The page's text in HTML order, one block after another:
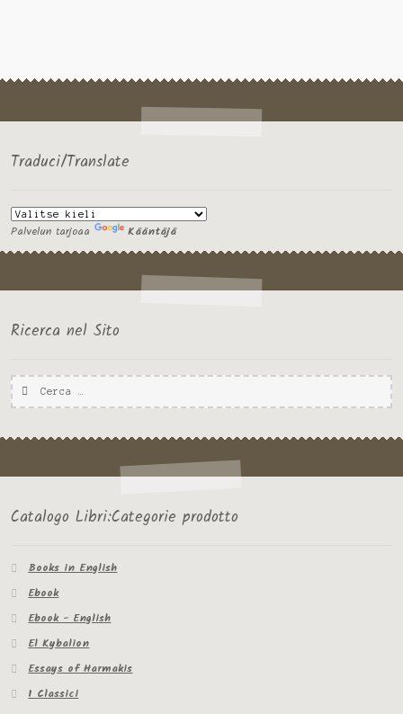
Traduci/Translate
Palvelun tarjoaa Kääntäjä
Ricerca nel Sito
Ricerca
per:
Catalogo Libri:Categorie prodotto
Books in English
Ebook
Ebook - English
El Kybalion
Essays of Harmakis
I Classici